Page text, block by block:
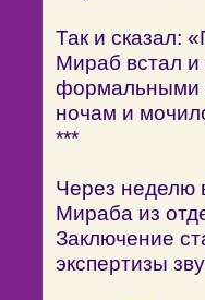
Так и сказал:
Мираб встал
формальными
ночам и
***
Через неделю
Мираба из
Заключение
экспертизы